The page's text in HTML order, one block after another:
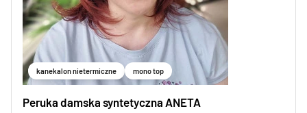
kanekalon nietermiczne mono top
Peruka damska syntetyczna ANETA